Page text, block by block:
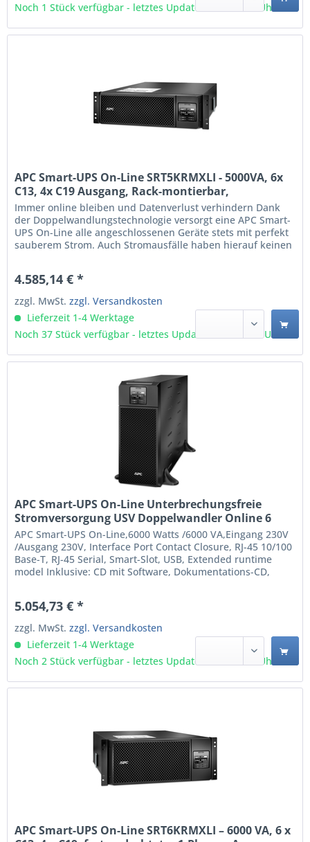
Noch 1 Stück verfügbar - letztes Update 07.08 - 3:03 Uhr
APC Smart-UPS On-Line SRT5KRMXLI - 5000VA, 6x
C13, 4x C19 Ausgang, Rack-montierbar,
eingebettetes NMC (SRT5KRMXLI)
Immer online bleiben und Datenverlust verhindern Dank
der Doppelwandlungstechnologie versorgt eine APC Smart-
UPS On-Line alle angeschlossenen Geräte stets mit perfekt
sauberem Strom. Auch Stromausfälle haben hierauf keinen
erforderlich ist. So verhindern Sie ungewollte Ausfälle...
4.585,14 € *
zzgl. MwSt.zzgl. Versandkosten
Lieferzeit 1-4 Werktage
Noch 37 Stück verfügbar - letztes Update 07.08 - 3:03 Uhr
APC Smart-UPS On-Line Unterbrechungsfreie
Stromversorgung USV Doppelwandler Online 6
kVA 6000 W 10 AC-Ausgänge (SRT6KXLI)
APC Smart-UPS On-Line,6000 Watts /6000 VA,Eingang 230V
/Ausgang 230V, Interface Port Contact Closure, RJ-45 10/100
Base-T, RJ-45 Serial, Smart-Slot, USB, Extended runtime
model Inklusive: CD mit Software, Dokumentations-CD,
Doppelwandler (Online) 6 kVA 6000 W Wellenform: Sine
10...
5.054,73 € *
zzgl. MwSt.zzgl. Versandkosten
Lieferzeit 1-4 Werktage
Noch 2 Stück verfügbar - letztes Update 07.08 - 3:03 Uhr
APC Smart-UPS On-Line SRT6KRMXLI – 6000 VA, 6 x